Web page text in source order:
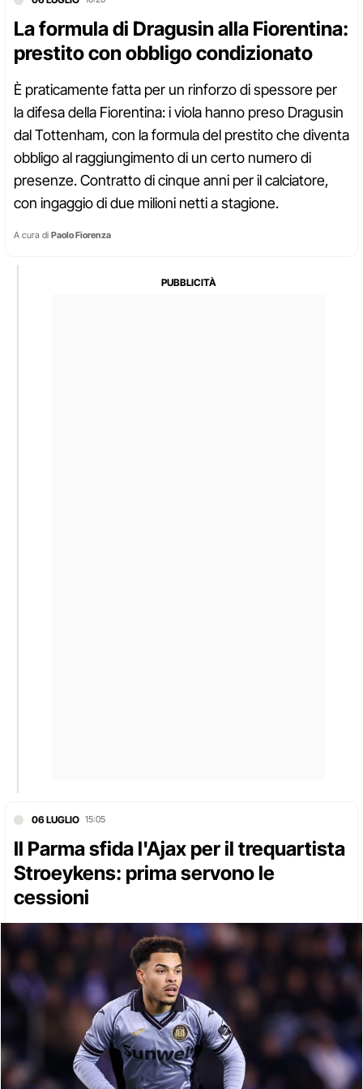
La formula di Dragusin alla Fiorentina:
prestito con obbligo condizionato
È praticamente fatta per un rinforzo di spessore per
la difesa della Fiorentina: i viola hanno preso Dragusin
dal Tottenham, con la formula del prestito che diventa
obbligo al raggiungimento di un certo numero di
presenze. Contratto di cinque anni per il calciatore,
con ingaggio di due milioni netti a stagione.
A cura di Paolo Fiorenza
06 LUGLIO 15:05
Il Parma sfida l'Ajax per il trequartista
Stroeykens: prima servono le
cessioni